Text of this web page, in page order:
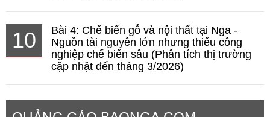
10
Bài 4: Chế biến gỗ và nội thất tại Nga -
Nguồn tài nguyên lớn nhưng thiếu công
nghiệp chế biến sâu (Phân tích thị trường
cập nhật đến tháng 3/2026)